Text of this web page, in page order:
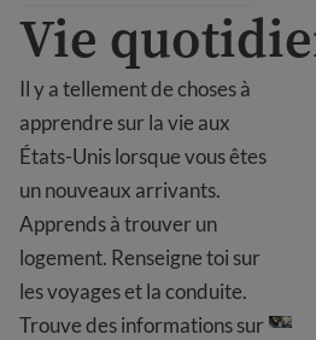
Vie
Il y a tellement de choses à
apprendre sur la vie aux
États-Unis lorsque vous êtes
un nouveaux arrivants.
Apprends à trouver un
logement. Renseigne toi sur
les voyages et la conduite.
Trouve des informations sur